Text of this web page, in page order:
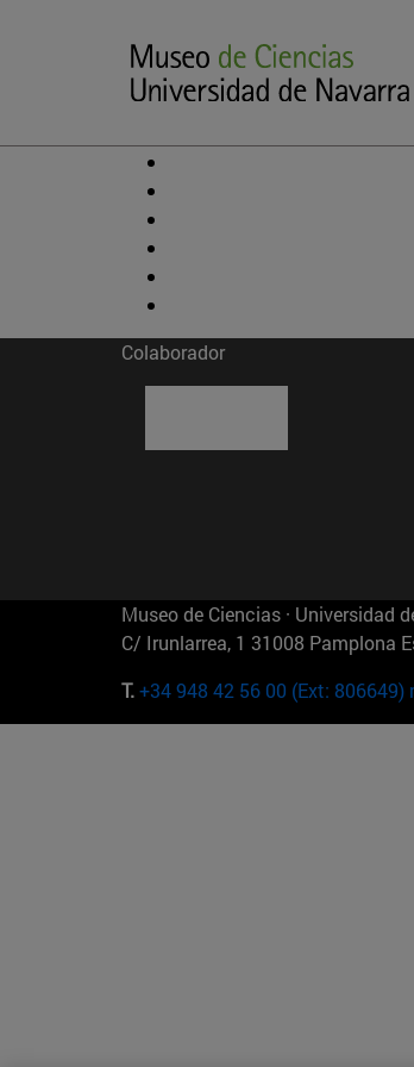
Colaborador
Museo de Ciencias · Universidad
C/ Irunlarrea, 1 31008 Pamplona
T.+34 948 42 56 00 (Ext: 806649)